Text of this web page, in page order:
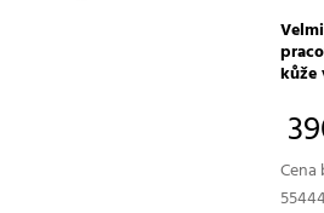
kůže
Cena